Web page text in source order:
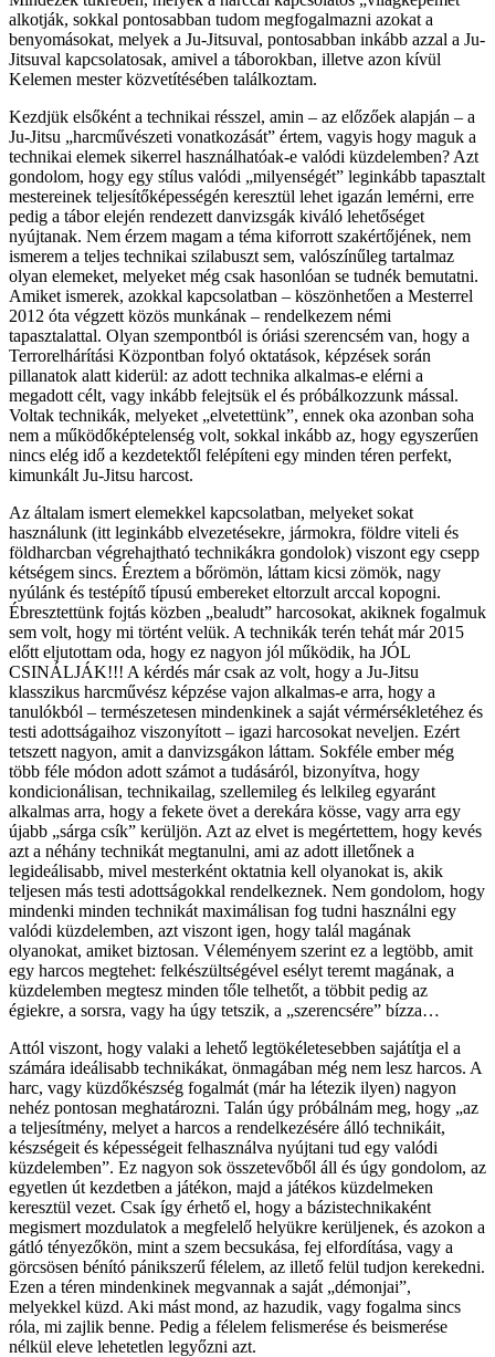
alkotják, sokkal pontosabban tudom megfogalmazni azokat a
benyomásokat, melyek a Ju-Jitsuval, pontosabban inkább azzal a Ju-
Jitsuval kapcsolatosak, amivel a táborokban, illetve azon kívül
Kelemen mester közvetítésében találkoztam.
Kezdjük elsőként a technikai résszel, amin – az előzőek alapján – a
Ju-Jitsu „harcművészeti vonatkozását” értem, vagyis hogy maguk a
technikai elemek sikerrel használhatóak-e valódi küzdelemben? Azt
gondolom, hogy egy stílus valódi „milyenségét” leginkább tapasztalt
mestereinek teljesítőképességén keresztül lehet igazán lemérni, erre
pedig a tábor elején rendezett danvizsgák kiváló lehetőséget
nyújtanak. Nem érzem magam a téma kiforrott szakértőjének, nem
ismerem a teljes technikai szilabuszt sem, valószínűleg tartalmaz
olyan elemeket, melyeket még csak hasonlóan se tudnék bemutatni.
Amiket ismerek, azokkal kapcsolatban – köszönhetően a Mesterrel
2012 óta végzett közös munkának – rendelkezem némi
tapasztalattal. Olyan szempontból is óriási szerencsém van, hogy a
Terrorelhárítási Központban folyó oktatások, képzések során
pillanatok alatt kiderül: az adott technika alkalmas-e elérni a
megadott célt, vagy inkább felejtsük el és próbálkozzunk mással.
Voltak technikák, melyeket „elvetettünk”, ennek oka azonban soha
nem a működőképtelenség volt, sokkal inkább az, hogy egyszerűen
nincs elég idő a kezdetektől felépíteni egy minden téren perfekt,
kimunkált Ju-Jitsu harcost.
Az általam ismert elemekkel kapcsolatban, melyeket sokat
használunk (itt leginkább elvezetésekre, jármokra, földre viteli és
földharcban végrehajtható technikákra gondolok) viszont egy csepp
kétségem sincs. Éreztem a bőrömön, láttam kicsi zömök, nagy
nyúlánk és testépítő típusú embereket eltorzult arccal kopogni.
Ébresztettünk fojtás közben „bealudt” harcosokat, akiknek fogalmuk
sem volt, hogy mi történt velük. A technikák terén tehát már 2015
előtt eljutottam oda, hogy ez nagyon jól működik, ha JÓL
CSINÁLJÁK!!! A kérdés már csak az volt, hogy a Ju-Jitsu
klasszikus harcművész képzése vajon alkalmas-e arra, hogy a
tanulókból – természetesen mindenkinek a saját vérmérsékletéhez és
testi adottságaihoz viszonyított – igazi harcosokat neveljen. Ezért
tetszett nagyon, amit a danvizsgákon láttam. Sokféle ember még
több féle módon adott számot a tudásáról, bizonyítva, hogy
kondicionálisan, technikailag, szellemileg és lelkileg egyaránt
alkalmas arra, hogy a fekete övet a derekára kösse, vagy arra egy
újabb „sárga csík” kerüljön. Azt az elvet is megértettem, hogy kevés
azt a néhány technikát megtanulni, ami az adott illetőnek a
legideálisabb, mivel mesterként oktatnia kell olyanokat is, akik
teljesen más testi adottságokkal rendelkeznek. Nem gondolom, hogy
mindenki minden technikát maximálisan fog tudni használni egy
valódi küzdelemben, azt viszont igen, hogy talál magának
olyanokat, amiket biztosan. Véleményem szerint ez a legtöbb, amit
egy harcos megtehet: felkészültségével esélyt teremt magának, a
küzdelemben megtesz minden tőle telhetőt, a többit pedig az
égiekre, a sorsra, vagy ha úgy tetszik, a „szerencsére” bízza…
Attól viszont, hogy valaki a lehető legtökéletesebben sajátítja el a
számára ideálisabb technikákat, önmagában még nem lesz harcos. A
harc, vagy küzdőkészség fogalmát (már ha létezik ilyen) nagyon
nehéz pontosan meghatározni. Talán úgy próbálnám meg, hogy „az
a teljesítmény, melyet a harcos a rendelkezésére álló technikáit,
készségeit és képességeit felhasználva nyújtani tud egy valódi
küzdelemben”. Ez nagyon sok összetevőből áll és úgy gondolom, az
egyetlen út kezdetben a játékon, majd a játékos küzdelmeken
keresztül vezet. Csak így érhető el, hogy a bázistechnikaként
megismert mozdulatok a megfelelő helyükre kerüljenek, és azokon a
gátló tényezőkön, mint a szem becsukása, fej elfordítása, vagy a
görcsösen bénító pánikszerű félelem, az illető felül tudjon kerekedni.
Ezen a téren mindenkinek megvannak a saját „démonjai”,
melyekkel küzd. Aki mást mond, az hazudik, vagy fogalma sincs
róla, mi zajlik benne. Pedig a félelem felismerése és beismerése
nélkül eleve lehetetlen legyőzni azt.